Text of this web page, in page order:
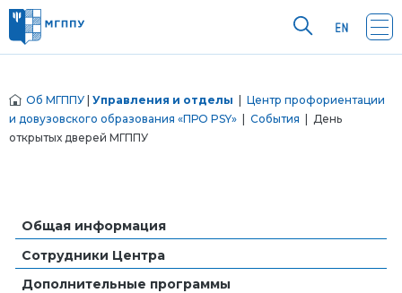
Об МГППУ Управления и отделы
Центр профориентации
и довузовского образования «ПРО PSY»
События | День
открытых дверей МГППУ
Общая информация
Сотрудники Центра
Дополнительные программы